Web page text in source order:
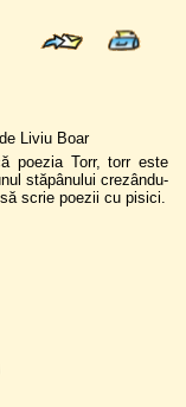
Liviu Boar
poezia Torr, torr este
stăpânului crezându-
scrie poezii cu pisici.